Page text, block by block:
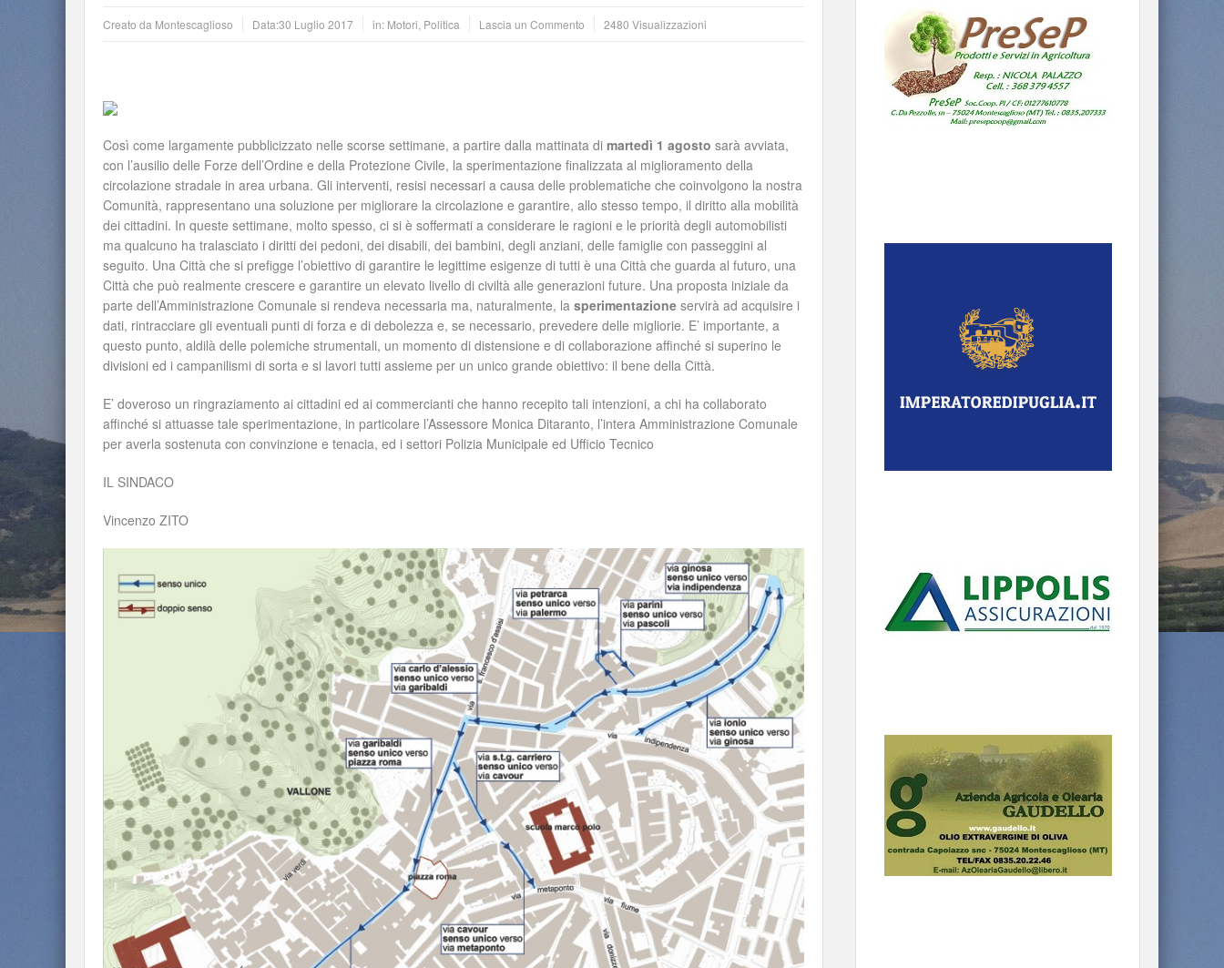
Creato da Montescaglioso Data:30 Luglio 2017 in: Motori Politica Lascia un Commento 2480 Visualizzazioni
Così come largamente pubblicizzato nelle scorse settimane, a partire dalla mattinata di martedì 1 agosto sarà avviata,
con l’ausilio delle Forze dell’Ordine e della Protezione Civile, la sperimentazione finalizzata al miglioramento della
circolazione stradale in area urbana. Gli interventi, resisi necessari a causa delle problematiche che coinvolgono la nostra
Comunità, rappresentano una soluzione per migliorare la circolazione e garantire, allo stesso tempo, il diritto alla mobilità
dei cittadini. In queste settimane, molto spesso, ci si è soffermati a considerare le ragioni e le priorità degli automobilisti
ma qualcuno ha tralasciato i diritti dei pedoni, dei disabili, dei bambini, degli anziani, delle famiglie con passeggini al
seguito. Una Città che si prefigge l’obiettivo di garantire le legittime esigenze di tutti è una Città che guarda al futuro, una
Città che può realmente crescere e garantire un elevato livello di civiltà alle generazioni future. Una proposta iniziale da
parte dell’Amministrazione Comunale si rendeva necessaria ma, naturalmente, la sperimentazione servirà ad acquisire i
dati, rintracciare gli eventuali punti di forza e di debolezza e, se necessario, prevedere delle migliorie. E’ importante, a
questo punto, aldilà delle polemiche strumentali, un momento di distensione e di collaborazione affinché si superino le
divisioni ed i campanilismi di sorta e si lavori tutti assieme per un unico grande obiettivo: il bene della Città.
E’ doveroso un ringraziamento ai cittadini ed ai commercianti che hanno recepito tali intenzioni, a chi ha collaborato
affinché si attuasse tale sperimentazione, in particolare l’Assessore Monica Ditaranto, l’intera Amministrazione Comunale
per averla sostenuta con convinzione e tenacia, ed i settori Polizia Municipale ed Ufficio Tecnico
IL SINDACO
Vincenzo ZITO